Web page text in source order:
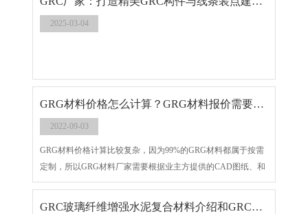
2025-03-04
GRG材料价格怎么计算？GRG材料报价需要CAD图纸吗？
2022-09-03
GRG材料价格计算比较复杂，因为99%的GRG材料都属于按需
定制，所以GRG材料厂家需要根据业主方提供的CAD图纸、和
施工面积、材料尺寸等方面来报价。很多时候定制GRG材料，
厂家都会问大家是否有施工CAD图纸，如果没有CAD图纸，价
GRC玻璃纤维增强水泥复合材料介绍和GRC主要的十个特点